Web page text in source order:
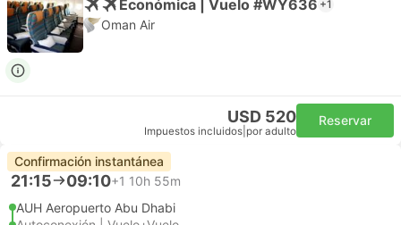
Económica | Vuelo #WY636 +1
Oman Air
USD 520
Impuestos incluidos por adulto
Reservar
Confirmación instantánea
21:15 09:10+1 10h 55m
AUH Aeropuerto Abu Dhabi